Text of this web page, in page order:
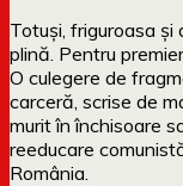
Totuși, friguroasa
plină. Pentru
O culegere de
carceră, scrise de
murit în închisoare
reeducare
România.